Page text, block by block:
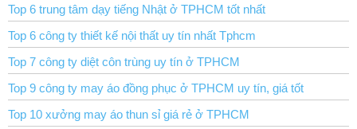
Top 6 trung tâm dạy tiếng Nhật ở TPHCM tốt nhất
Top 6 công ty thiết kế nội thất uy tín nhất Tphcm
Top 7 công ty diệt côn trùng uy tín ở TPHCM
Top 9 công ty may áo đồng phục ở TPHCM uy tín, giá tốt
Top 10 xưởng may áo thun sỉ giá rẻ ở TPHCM